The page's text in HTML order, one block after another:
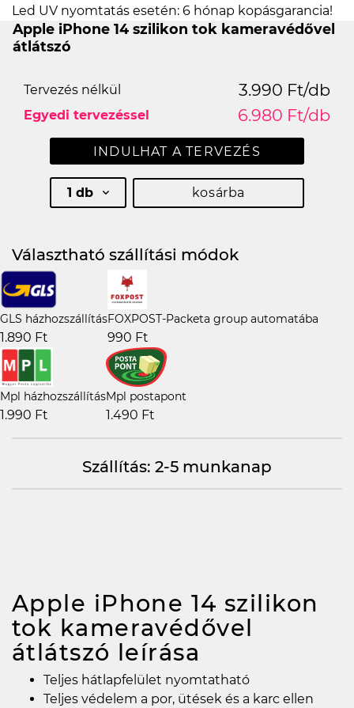
Led UV nyomtatás esetén: 6 hónap kopásgarancia!
Apple iPhone 14 szilikon tok kameravédővel
átlátszó
Tervezés nélkül 3.990 Ft/db
Egyedi tervezéssel 6.980 Ft/db
INDULHAT A TERVEZÉS
1 db kosárba
Választható szállítási módok
GLS házhozszállítás
1.890 Ft
FOXPOST-Packeta group automatába
990 Ft
Mpl házhozszállítás
1.990 Ft
Mpl postapont
1.490 Ft
Szállítás: 2-5 munkanap
Apple iPhone 14 szilikon
tok kameravédővel
átlátszó leírása
Teljes hátlapfelület nyomtatható
Teljes védelem a por, ütések és a karc ellen